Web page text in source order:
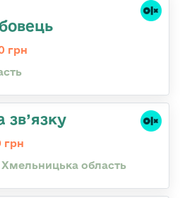
грн
зв’язку
грн
Хмельницька область